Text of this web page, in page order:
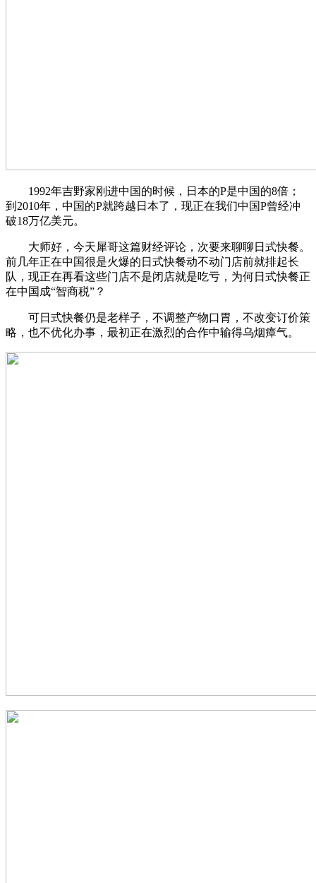
1992年吉野家刚进中国的时候，日本的P是中国的8倍；
到2010年，中国的P就跨越日本了，现正在我们中国P曾经冲
破18万亿美元。
大师好，今天犀哥这篇财经评论，次要来聊聊日式快餐。
前几年正在中国很是火爆的日式快餐动不动门店前就排起长
队，现正在再看这些门店不是闭店就是吃亏，为何日式快餐正
在中国成“智商税”？
可日式快餐仍是老样子，不调整产物口胃，不改变订价策
略，也不优化办事，最初正在激烈的合作中输得乌烟瘴气。